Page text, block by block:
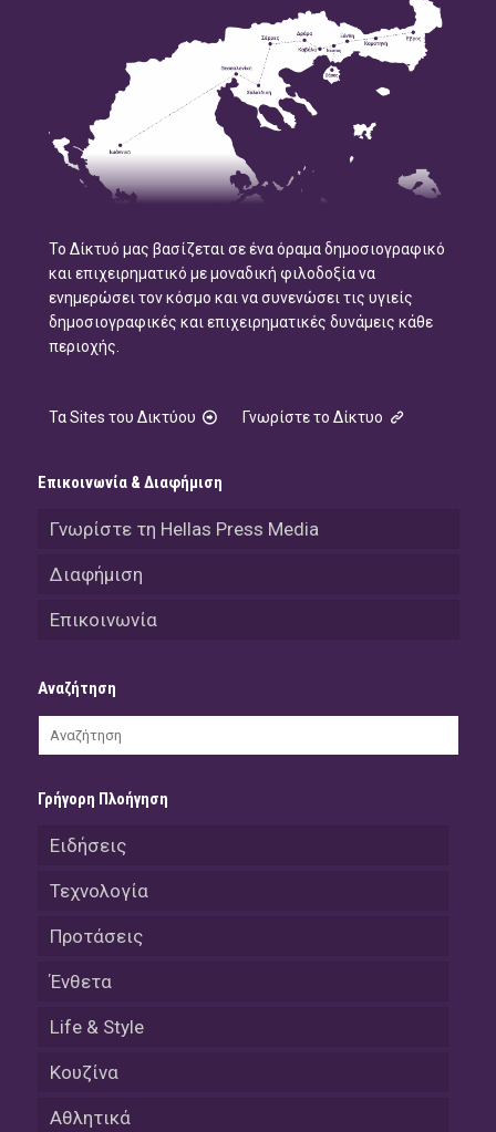
Το Δίκτυό μας βασίζεται σε ένα όραμα δημοσιογραφικό
και επιχειρηματικό με μοναδική φιλοδοξία να
ενημερώσει τον κόσμο και να συνενώσει τις υγιείς
δημοσιογραφικές και επιχειρηματικές δυνάμεις κάθε
περιοχής.
Τα Sites του Δικτύου Γνωρίστε το Δίκτυο
Επικοινωνία & Διαφήμιση
Γνωρίστε τη Hellas Press Media
Διαφήμιση
Επικοινωνία
Αναζήτηση
Γρήγορη Πλοήγηση
Ειδήσεις
Τεχνολογία
Προτάσεις
Ένθετα
Life & Style
Κουζίνα
Αθλητικά